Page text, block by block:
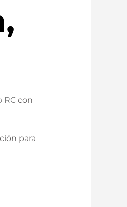
RCcon
para